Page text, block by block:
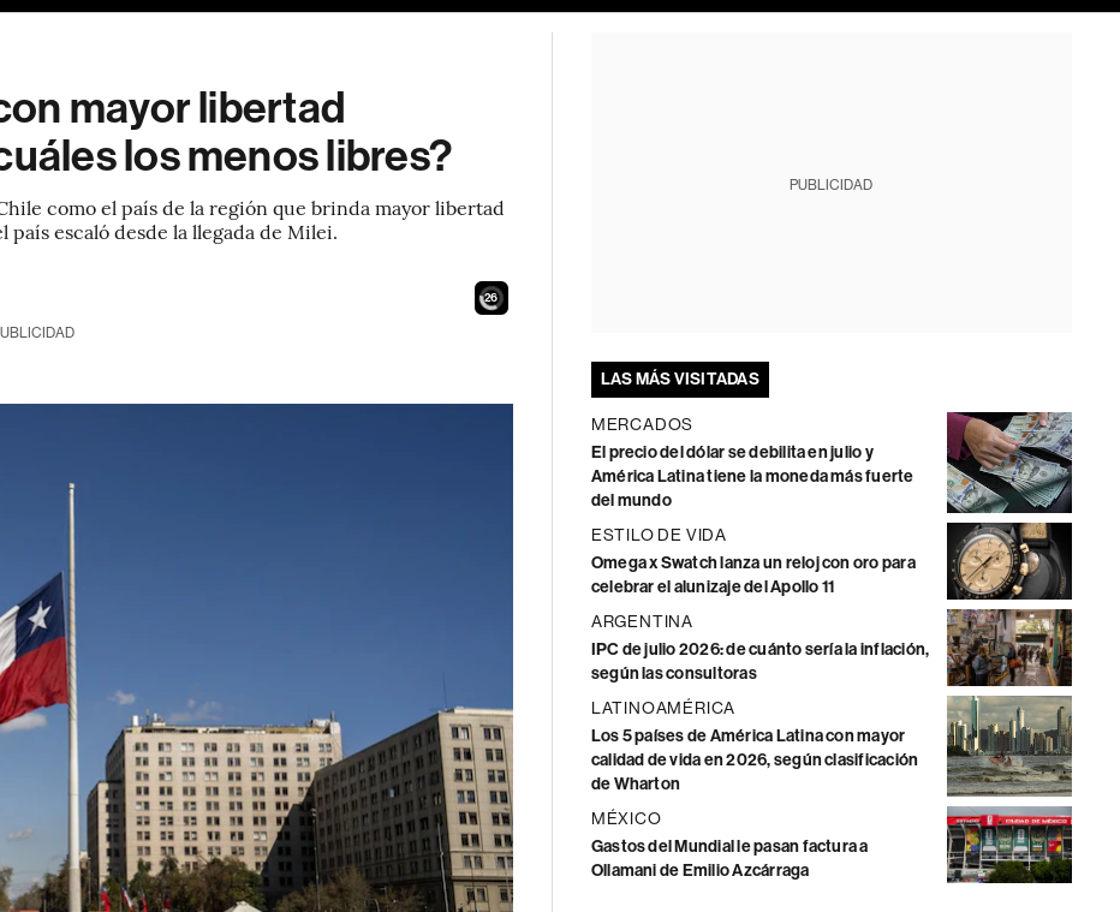
mayor libertad
los menos libres?
como el país de la región que brinda mayor libertad
escaló desde la llegada de Milei.
24
PUBLICIDAD
LAS MÁS VISITADAS
MERCADOS
El precio del dólar se debilita en julio y
América Latina tiene la moneda más fuerte
del mundo
ESTILO DE VIDA
Omega x Swatch lanza un reloj con oro para
celebrar el alunizaje del Apollo 11
ARGENTINA
IPC de julio 2026: de cuánto sería la inflación,
según las consultoras
LATINOAMÉRICA
Los 5 países de América Latina con mayor
calidad de vida en 2026, según clasificación
de Wharton
MÉXICO
Gastos del Mundial le pasan factura a
Ollamani de Emilio Azcárraga